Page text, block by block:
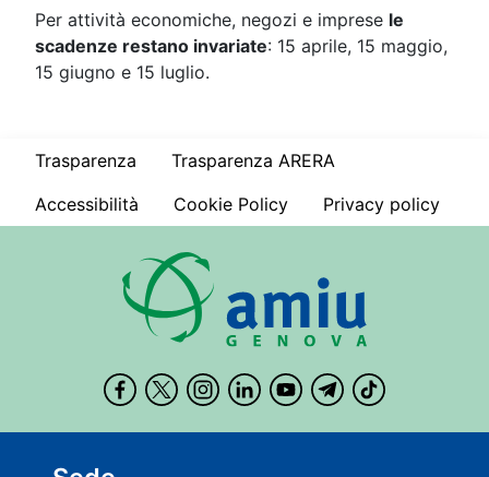
Per attività economiche, negozi e imprese le
scadenze restano invariate: 15 aprile, 15 maggio,
15 giugno e 15 luglio.
Trasparenza
Trasparenza ARERA
Accessibilità
Cookie Policy Privacy policy